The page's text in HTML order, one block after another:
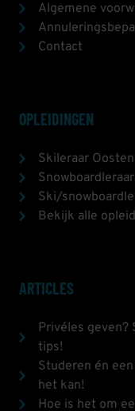
Algemene
Contact
OPLEIDINGEN
Skileraar
Ski/
Bekijk alle
ARTICLES
Privéles geven?
tips!
Studeren én
het kan!
Hoe is het om